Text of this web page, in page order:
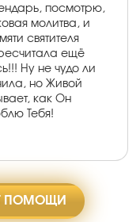
посмотрю,
молитва, и
святителя
ещё
Ну не чудо ли
но Живой
как Он
Тебя!
ПОМОЩИ